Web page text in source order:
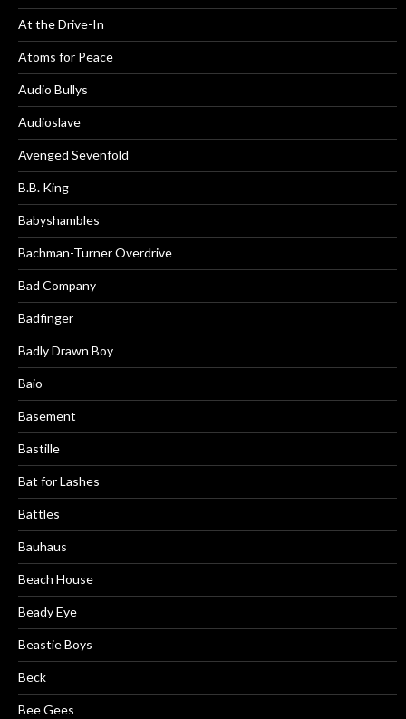
At the Drive-In
Atoms for Peace
Audio Bullys
Audioslave
Avenged Sevenfold
B.B. King
Babyshambles
Bachman-Turner Overdrive
Bad Company
Badfinger
Badly Drawn Boy
Baio
Basement
Bastille
Bat for Lashes
Battles
Bauhaus
Beach House
Beady Eye
Beastie Boys
Beck
Bee Gees